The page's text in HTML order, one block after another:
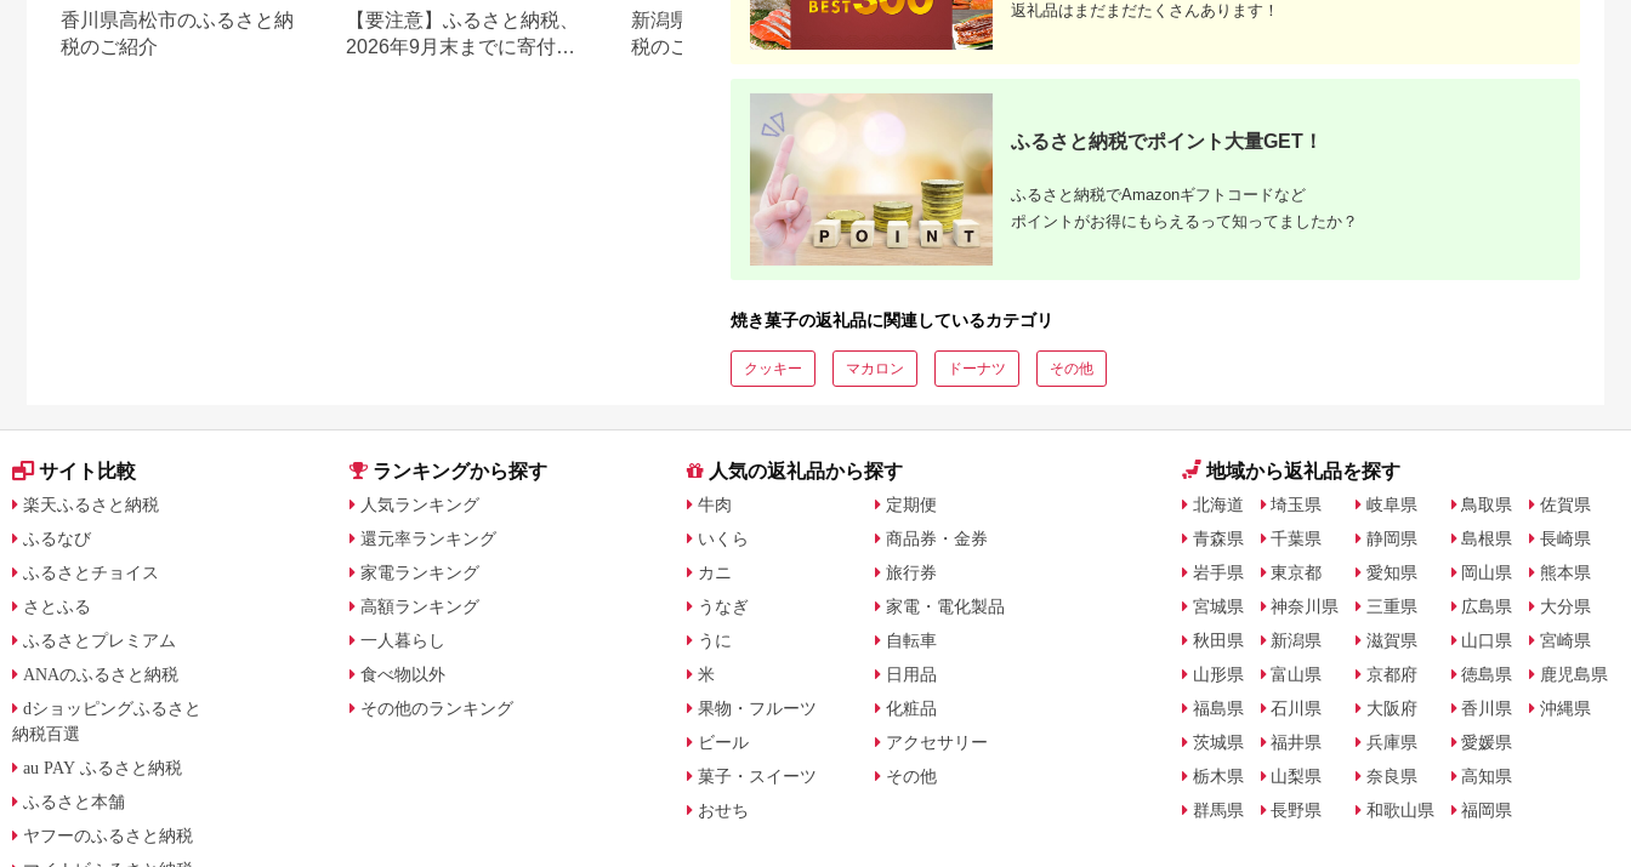
香川県高松市のふるさと納
税のご紹介
【要注意】ふるさと納税、
2026年9月末までに寄付し
新潟県魚沼市のふるさと納
税のご紹介
【2026年最新】ふるさと納
税チョコレートのおすすめ
額・内容量で比較
返礼品はまだまだたくさんあります！
ふるさと納税でポイント大量GET！
ふるさと納税でAmazonギフトコードなど
ポイントがお得にもらえるって知ってましたか？
焼き菓子の返礼品に関連しているカテゴリ
クッキー マカロン ドーナツ その他
サイト比較
楽天ふるさと納税
ふるなび
ふるさとチョイス
さとふる
ふるさとプレミアム
ANAのふるさと納税
dショッピングふるさと
納税百選
au PAY ふるさと納税
ふるさと本舗
ヤフーのふるさと納税
ランキングから探す
人気ランキング
還元率ランキング
家電ランキング
高額ランキング
一人暮らし
食べ物以外
その他のランキング
人気の返礼品から探す
牛肉
いくら
カニ
うなぎ
うに
米
果物・フルーツ
ビール
菓子・スイーツ
おせち
定期便
商品券・金券
旅行券
家電・電化製品
自転車
日用品
化粧品
アクセサリー
その他
地域から返礼品を探す
北海道
青森県
岩手県
宮城県
秋田県
山形県
福島県
茨城県
栃木県
群馬県
埼玉県
千葉県
東京都
神奈川県
新潟県
富山県
石川県
福井県
山梨県
長野県
岐阜県
静岡県
愛知県
三重県
滋賀県
京都府
大阪府
兵庫県
奈良県
和歌山県
鳥取県
島根県
岡山県
広島県
山口県
徳島県
香川県
愛媛県
高知県
福岡県
佐賀県
長崎県
熊本県
大分県
宮崎県
鹿児島県
沖縄県